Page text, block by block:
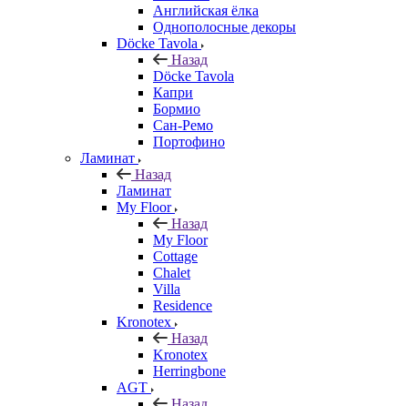
Английская ёлка
Однополосные декоры
Döcke Tavola
Назад
Döcke Tavola
Капри
Бормио
Сан-Ремо
Портофино
Ламинат
Назад
Ламинат
My Floor
Назад
My Floor
Cottage
Chalet
Villa
Residence
Kronotex
Назад
Kronotex
Herringbone
AGT